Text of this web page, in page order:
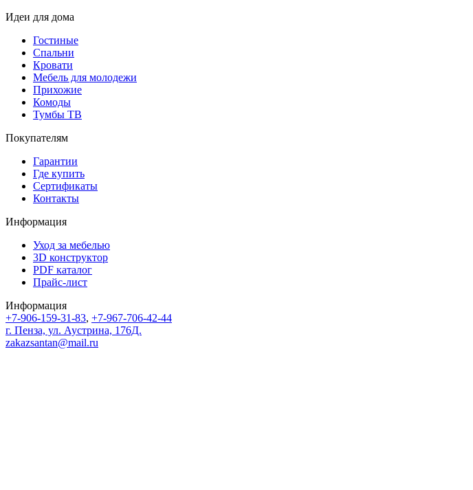
Идеи для дома
Гостиные
Спальни
Кровати
Мебель для молодежи
Прихожие
Комоды
Тумбы ТВ
Покупателям
Гарантии
Где купить
Сертификаты
Контакты
Информация
Уход за мебелью
3D конструктор
PDF каталог
Прайс-лист
Информация
+7-906-159-31-83, +7-967-706-42-44
г. Пенза, ул. Аустрина, 176Д.
zakazsantan@mail.ru